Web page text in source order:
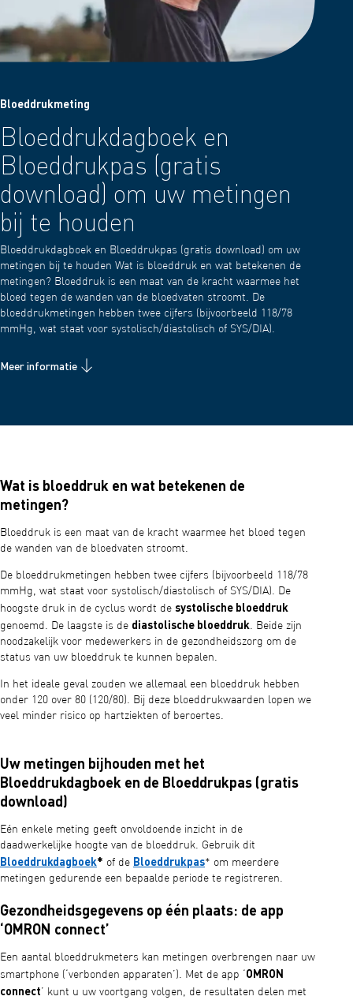
Bloeddrukmeting
Bloeddrukdagboek en
Bloeddrukpas (gratis
download) om uw metingen
bij te houden
Bloeddrukdagboek en Bloeddrukpas (gratis download) om uw
metingen bij te houden Wat is bloeddruk en wat betekenen de
metingen? Bloeddruk is een maat van de kracht waarmee het
bloed tegen de wanden van de bloedvaten stroomt. De
bloeddrukmetingen hebben twee cijfers (bijvoorbeeld 118/78
mmHg, wat staat voor systolisch/diastolisch of SYS/DIA).
Meer informatie
Wat is bloeddruk en wat betekenen de
metingen?
Bloeddruk is een maat van de kracht waarmee het bloed tegen
de wanden van de bloedvaten stroomt.
De bloeddrukmetingen hebben twee cijfers (bijvoorbeeld 118/78
mmHg, wat staat voor systolisch/diastolisch of SYS/DIA). De
hoogste druk in de cyclus wordt de systolische bloeddruk
genoemd. De laagste is de diastolische bloeddruk . Beide zijn
noodzakelijk voor medewerkers in de gezondheidszorg om de
status van uw bloeddruk te kunnen bepalen.
In het ideale geval zouden we allemaal een bloeddruk hebben
onder 120 over 80 (120/80). Bij deze bloeddrukwaarden lopen we
veel minder risico op hartziekten of beroertes.
Uw metingen bijhouden met het
Bloeddrukdagboek en de Bloeddrukpas (gratis
download)
Eén enkele meting geeft onvoldoende inzicht in de
daadwerkelijke hoogte van de bloeddruk. Gebruik dit
Bloeddrukdagboek* of de Bloeddrukpas* om meerdere
metingen gedurende een bepaalde periode te registreren.
Gezondheidsgegevens op één plaats: de app
‘OMRON connect’
Een aantal bloeddrukmeters kan metingen overbrengen naar uw
smartphone (‘verbonden apparaten’). Met de app ‘OMRON
connect’ kunt u uw voortgang volgen, de resultaten delen met